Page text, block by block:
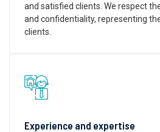
and satisfied clients. We respect
and confidentiality, representing
clients.
Experience and expertise